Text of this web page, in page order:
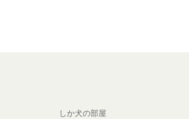
しか犬の部屋